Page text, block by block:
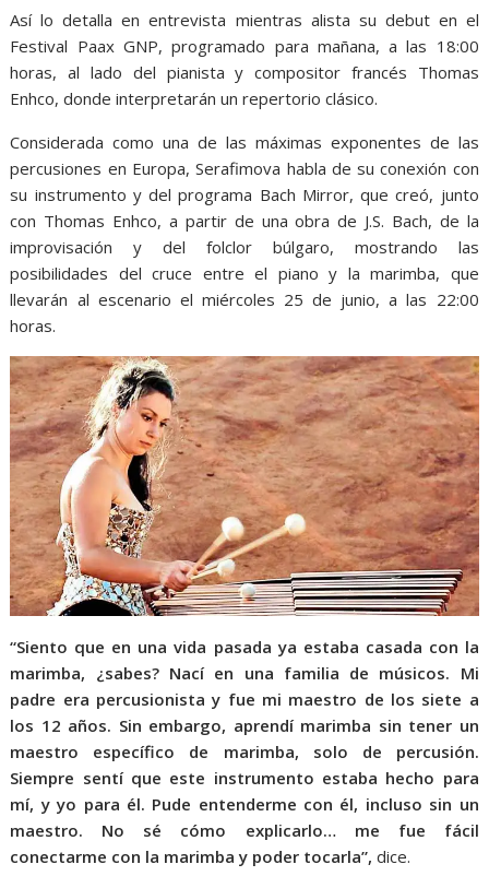
Así lo detalla en entrevista mientras alista su debut en el
Festival Paax GNP, programado para mañana, a las 18:00
horas, al lado del pianista y compositor francés Thomas
Enhco, donde interpretarán un repertorio clásico.
Considerada como una de las máximas exponentes de las
percusiones en Europa, Serafimova habla de su conexión con
su instrumento y del programa Bach Mirror, que creó, junto
con Thomas Enhco, a partir de una obra de J.S. Bach, de la
improvisación y del folclor búlgaro, mostrando las
posibilidades del cruce entre el piano y la marimba, que
llevarán al escenario el miércoles 25 de junio, a las 22:00
horas.
“Siento que en una vida pasada ya estaba casada con la
marimba, ¿sabes? Nací en una familia de músicos. Mi
padre era percusionista y fue mi maestro de los siete a
los 12 años. Sin embargo, aprendí marimba sin tener un
maestro específico de marimba, solo de percusión.
Siempre sentí que este instrumento estaba hecho para
mí, y yo para él. Pude entenderme con él, incluso sin un
maestro. No sé cómo explicarlo… me fue fácil
conectarme con la marimba y poder tocarla”, dice.